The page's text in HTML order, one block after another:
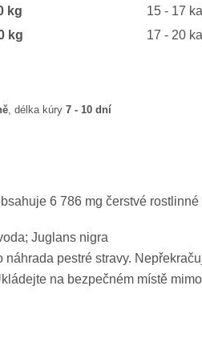
kg
15 - 17
kg
17 - 20
, délka kúry 7 - 10 dní
6 786 mg čerstvé rostlinné
Juglans nigra
náhrada pestré stravy.
na bezpečném místě